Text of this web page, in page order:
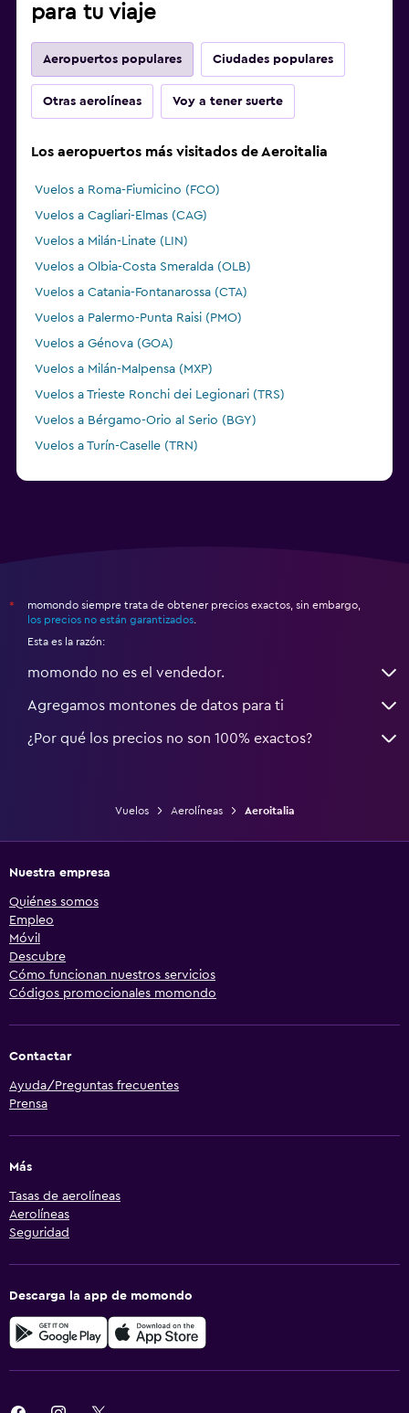
para tu viaje
Aeropuertos populares Ciudades populares
Otras aerolíneas Voy a tener suerte
Los aeropuertos más visitados de Aeroitalia
Vuelos a Roma-Fiumicino (FCO)
Vuelos a Cagliari-Elmas (CAG)
Vuelos a Milán-Linate (LIN)
Vuelos a Olbia-Costa Smeralda (OLB)
Vuelos a Catania-Fontanarossa (CTA)
Vuelos a Palermo-Punta Raisi (PMO)
Vuelos a Génova (GOA)
Vuelos a Milán-Malpensa (MXP)
Vuelos a Trieste Ronchi dei Legionari (TRS)
Vuelos a Bérgamo-Orio al Serio (BGY)
Vuelos a Turín-Caselle (TRN)
*
momondo siempre trata de obtener precios exactos, sin embargo,
los precios no están garantizados
Esta es la razón:
momondo no es el vendedor.
Agregamos montones de datos para ti
¿Por qué los precios no son 100% exactos?
Vuelos Aerolíneas Aeroitalia
Nuestra empresa
Quiénes somos
Empleo
Móvil
Descubre
Cómo funcionan nuestros servicios
Códigos promocionales momondo
Contactar
Ayuda/Preguntas frecuentes
Prensa
Más
Tasas de aerolíneas
Aerolíneas
Seguridad
Descarga la app de momondo